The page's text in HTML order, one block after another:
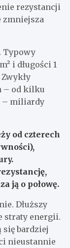
rezystancji
zmniejsza
Typowy
i długości 1
Zwykły
– od kilku
– miliardy
od czterech
ją o połowę.
Dłuższy
straty energii.
się bardziej
nieustannie